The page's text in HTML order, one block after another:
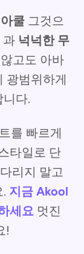
아쿨 그것으
과 넉넉한 무
고도 아바
광범위하게
다.
를 빠르게
타일로 단
리지 말고
지금 Akool
세요 멋진
!